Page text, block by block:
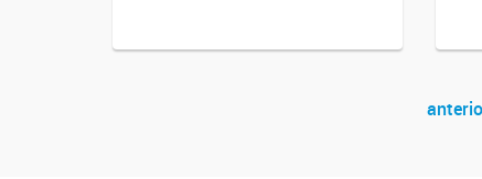
Navegador de artículos